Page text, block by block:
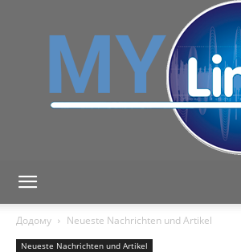
Додому
Neueste Nachrichten und Artikel
Neueste Nachrichten und Artikel